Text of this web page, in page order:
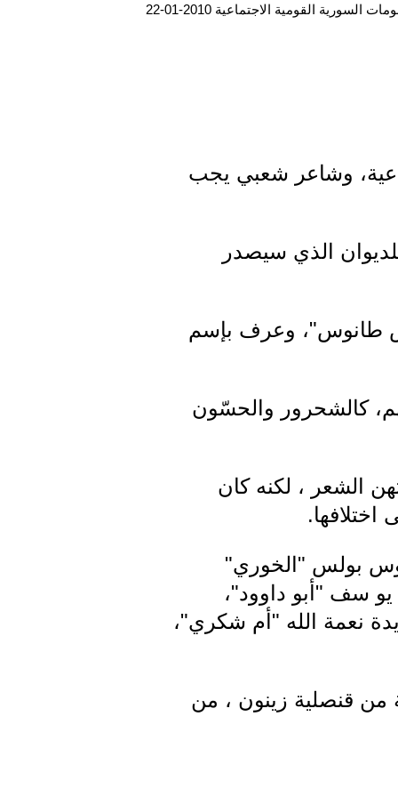
السورية القومية الاجتماعية 2010-01-22
وشاعر شعبي يجب
الذي سيصدر
طانوس"، وعرف بإسم
كالشحرور والحسّون
الشعر ، لكنه كان
اختلافها.
الشمالي، سنة 1908، والده طانوس بولس "الخوري"
سف "أبو داوود"،
نعمة الله "أم شكري"،
من قنصلية زينون ، من